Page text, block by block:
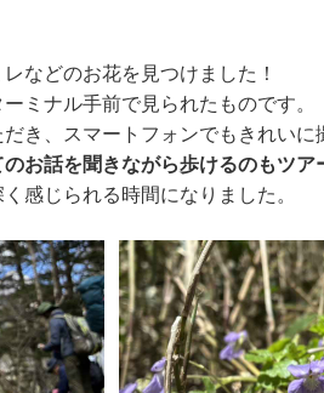
などのお花を見つけました！
ミナル手前で見られたものです。
き、スマートフォンでもきれいに
お話を聞きながら歩けるのもツア
感じられる時間になりました。